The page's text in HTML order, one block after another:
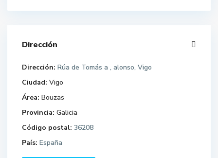
Dirección
Dirección: Rúa de Tomás a , alonso, Vigo
Ciudad: Vigo
Área: Bouzas
Provincia: Galicia
Código postal: 36208
País: España